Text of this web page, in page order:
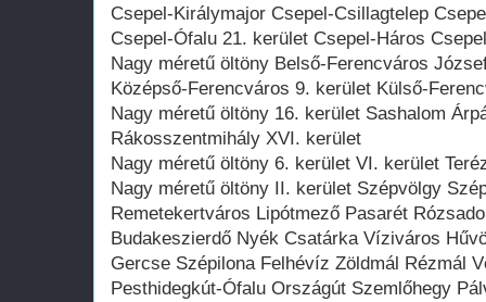
Csepel-Királymajor Csepel-Csillagtelep
Csepel-Ófalu 21. kerület Csepel-Háros
Nagy méretű öltöny Belső-Ferencváros
Középső-Ferencváros 9. kerület Külső-
Nagy méretű öltöny 16. kerület Sashalom
Rákosszentmihály XVI. kerület
Nagy méretű öltöny 6. kerület VI. kerület
Nagy méretű öltöny II. kerület Szépvölgy
Remetekertváros Lipótmező Pasarét
Budakeszierdő Nyék Csatárka Víziváros
Gercse Szépilona Felhévíz Zöldmál Rézmál
Pesthidegkút-Ófalu Országút Szemlőhegy